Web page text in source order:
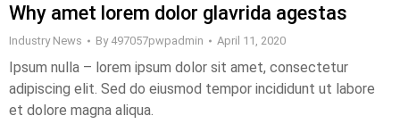
Why amet lorem dolor glavrida agestas
Industry News By 497057pwpadmin April 11, 2020
Ipsum nulla – lorem ipsum dolor sit amet, consectetur
adipiscing elit. Sed do eiusmod tempor incididunt ut labore
et dolore magna aliqua.